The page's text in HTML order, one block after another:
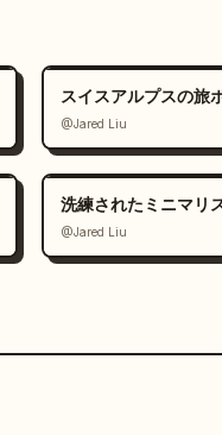
スイスアルプスの旅
@Jared Liu
洗練されたミニマリ
@Jared Liu